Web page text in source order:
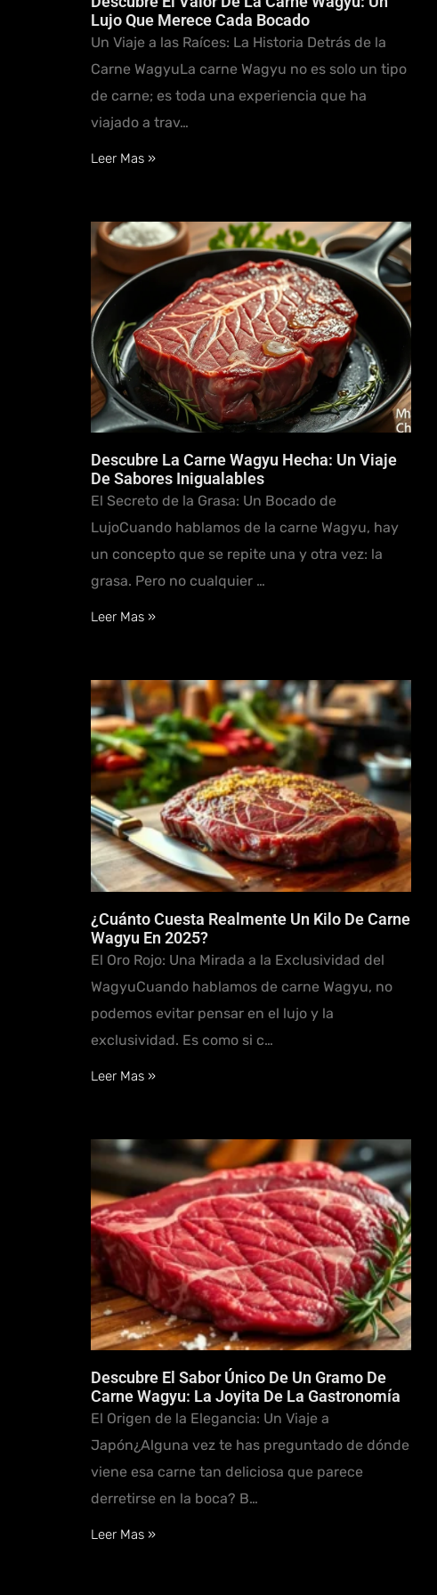
Lujo Que Merece Cada Bocado
Un Viaje a las Raíces: La Historia Detrás de la
Carne WagyuLa carne Wagyu no es solo un tipo
de carne; es toda una experiencia que ha
viajado a trav…
Leer Mas »
Descubre La Carne Wagyu Hecha: Un Viaje
De Sabores Inigualables
El Secreto de la Grasa: Un Bocado de
LujoCuando hablamos de la carne Wagyu, hay
un concepto que se repite una y otra vez: la
grasa. Pero no cualquier …
Leer Mas »
¿Cuánto Cuesta Realmente Un Kilo De Carne
Wagyu En 2025?
El Oro Rojo: Una Mirada a la Exclusividad del
WagyuCuando hablamos de carne Wagyu, no
podemos evitar pensar en el lujo y la
exclusividad. Es como si c…
Leer Mas »
Descubre El Sabor Único De Un Gramo De
Carne Wagyu: La Joyita De La Gastronomía
El Origen de la Elegancia: Un Viaje a
Japón¿Alguna vez te has preguntado de dónde
viene esa carne tan deliciosa que parece
derretirse en la boca? B…
Leer Mas »